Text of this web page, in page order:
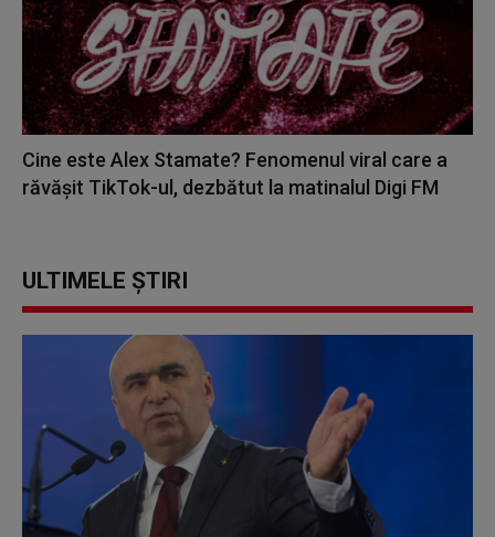
Cine este Alex Stamate? Fenomenul viral care a
răvășit TikTok-ul, dezbătut la matinalul Digi FM
ULTIMELE ȘTIRI